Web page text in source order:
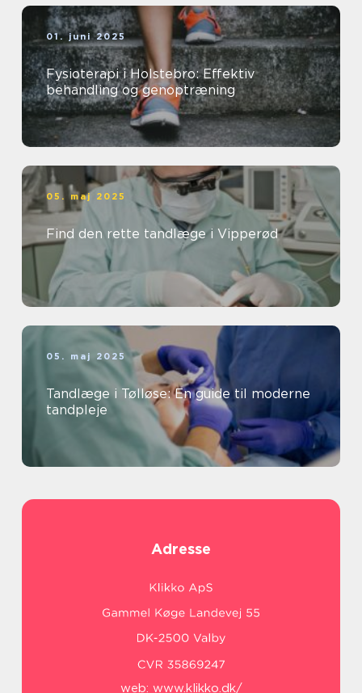
01. juni 2025
Fysioterapi i Holstebro: Effektiv
behandling og genoptræning
05. maj 2025
Find den rette tandlæge i Vipperød
05. maj 2025
Tandlæge i Tølløse: En guide til moderne
tandpleje
Adresse
web: www.klikko.dk/